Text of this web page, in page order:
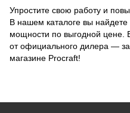
Упростите свою работу и
В нашем каталоге вы найдете
мощности по выгодной цене.
от официального дилера —
магазине Procraft!